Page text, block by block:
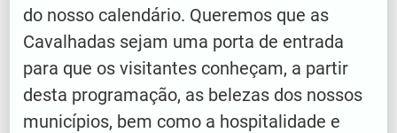
do nosso calendário. Queremos que as
Cavalhadas sejam uma porta de entrada
para que os visitantes conheçam, a partir
desta programação, as belezas dos nossos
municípios, bem como a hospitalidade e